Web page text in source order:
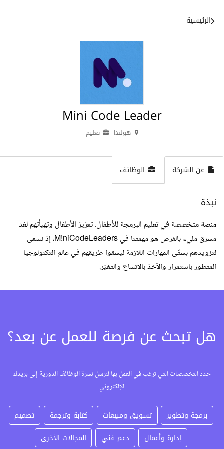
الرئيسية
Mini Code Leader
هولندا تعليم
عن الشركة الوظائف
نبذة
منصة متخصصة في تعليم البرمجة للأطفال. تعزيز الأطفال وتهيأتهم لغد
مشرق مليء بالفرص هو مهمتنا في M!niCodeLeaders، إذ نسعى
لتزويدهم بشتّى المهارات اللازمة ليشقوا طريقهم في عالم التكنولوجيا
المتطور باستمرار والآخذ بالاتساع والتغيّر.
هل تبحث عن فرصة للعمل عن بعد؟
حدد التخصصات التي ترغب في العمل بها لنرسل نشرة الوظائف الدورية إلى بريدك
الإلكتروني
برمجة وتطوير تسويق ومبيعات كتابة وترجمة
تصميم
إدارة وأعمال
دعم فني المجالات الأخرى